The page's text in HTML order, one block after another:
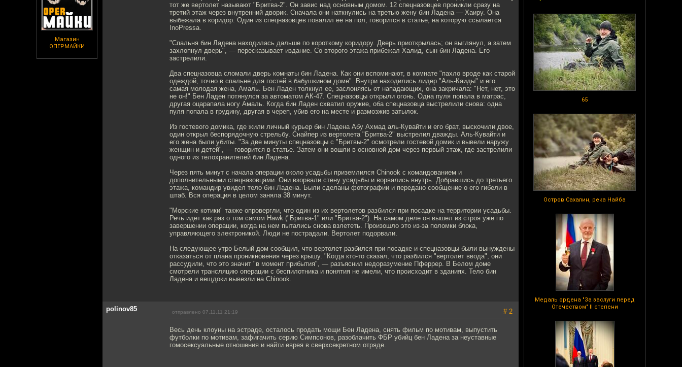
Магазин
ОПЕРМАЙКИ
65
Остров Сахалин, река Найба
Медаль ордена "За заслуги перед
Отечеством" II степени
тот же вертолет называют "Бритва-2". Он завис над основным домом. 12 спецназовцев проникли сразу на
третий этаж через внутренний дворик. Сначала они наткнулись на третью жену бин Ладена — Хаиру. Она
выбежала в коридор. Один из спецназовцев повалил ее на пол, говорится в статье, на которую ссылается
InoPressa.
"Спальня бин Ладена находилась дальше по короткому коридору. Дверь приоткрылась; он выглянул, а затем
захлопнул дверь", — пересказывает издание. Со второго этажа прибежал Халид, сын бин Ладена. Его
застрелили.
Два спецназовца сломали дверь комнаты бин Ладена. Как они вспоминают, в комнате "пахло вроде как старой
одеждой, точно в спальне для гостей в бабушкином доме". Внутри находились лидер "Аль-Каиды" и его
самая молодая жена, Амаль. Бен Ладен толкнул ее, заслоняясь от нападающих, она закричала: "Нет, нет, это
не он!" Бен Ладен потянулся за автоматом АК-47. Спецназовцы открыли огонь. Одна пуля попала в матрас,
другая оцарапала ногу Амаль. Когда бин Ладен схватил оружие, оба спецназовца выстрелили снова: одна
пуля попала в грудину, другая в череп, убив его на месте и размозжив затылок.
Из гостевого домика, где жили личный курьер бин Ладена Абу Ахмад аль-Кувайти и его брат, выскочили двое,
один открыл беспорядочную стрельбу. Снайпер из вертолета "Бритва-2" выстрелил дважды. Аль-Кувайти и
его жена были убиты. "За две минуты спецназовцы с "Бритвы-2" осмотрели гостевой домик и вывели наружу
женщин и детей", — говорится в статье. Затем они вошли в основной дом через первый этаж, где застрелили
одного из телохранителей бин Ладена.
Через пять минут с начала операции около усадьбы приземлился Chinook с командованием и
дополнительными спецназовцами. Они взорвали стену усадьбы и ворвались внутрь. Добравшись до третьего
этажа, командир увидел тело бин Ладена. Были сделаны фотографии и передано сообщение о его гибели в
штаб. Вся операция в целом заняла 38 минут.
"Морские котики" также опровергли, что один из их вертолетов разбился при посадке на территории усадьбы.
Речь идет как раз о том самом Hawk ("Бритва-1" или "Бритва-2"). На самом деле он вышел из строя уже по
завершении операции, когда на нем пытались снова взлететь. Произошло это из-за поломки блока,
управляющего электроникой. Люди не пострадали. Вертолет подорвали.
На следующее утро Белый дом сообщил, что вертолет разбился при посадке и спецназовцы были вынуждены
отказаться от плана проникновения через крышу. "Когда кто-то сказал, что разбился "вертолет ввода", они
рассудили, что это значит "в момент прибытия", — разъяснил недоразумение Пферрер. В Белом доме
смотрели трансляцию операции с беспилотника и понятия не имели, что происходит в зданиях. Тело бин
Ладена и вещдоки вывезли на Chinook.
polinov85 отправлено 07.11.11 21:19 # 2
Весь день клоуны на эстраде, осталось продать мощи Бен Ладена, снять фильм по мотивам, выпустить
футболки по мотивам, зафигачить серию Симпсонов, разоблачить ФБР убийц бен Ладена за неуставные
гомосексуальные отношения и найти еврея в сверхсекретном отряде.